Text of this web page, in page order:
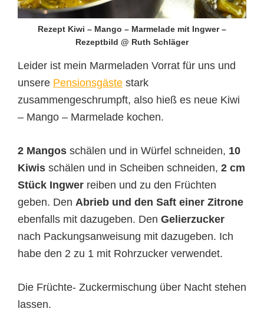
Rezept Kiwi – Mango – Marmelade mit Ingwer –
Rezeptbild @ Ruth Schläger
Leider ist mein Marmeladen Vorrat für uns und
unsere Pensionsgäste stark
zusammengeschrumpft, also hieß es neue Kiwi
– Mango – Marmelade kochen.
2 Mangos schälen und in Würfel schneiden, 10
Kiwis schälen und in Scheiben schneiden, 2 cm
Stück Ingwer reiben und zu den Früchten
geben. Den Abrieb und den Saft einer Zitrone
ebenfalls mit dazugeben. Den Gelierzucker
nach Packungsanweisung mit dazugeben. Ich
habe den 2 zu 1 mit Rohrzucker verwendet.
Die Früchte- Zuckermischung über Nacht stehen
lassen.